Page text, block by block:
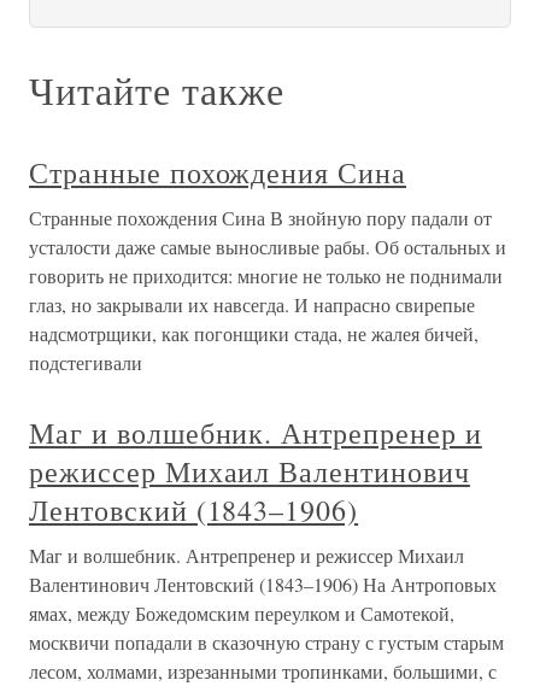
Читайте также
Странные похождения Сина
Странные похождения Сина В знойную пору падали от
усталости даже самые выносливые рабы. Об остальных и
говорить не приходится: многие не только не поднимали
глаз, но закрывали их навсегда. И напрасно свирепые
надсмотрщики, как погонщики стада, не жалея бичей,
подстегивали
Маг и волшебник. Антрепренер и
режиссер Михаил Валентинович
Лентовский (1843–1906)
Маг и волшебник. Антрепренер и режиссер Михаил
Валентинович Лентовский (1843–1906) На Антроповых
ямах, между Божедомским переулком и Самотекой,
москвичи попадали в сказочную страну с густым старым
лесом, холмами, изрезанными тропинками, большими, с